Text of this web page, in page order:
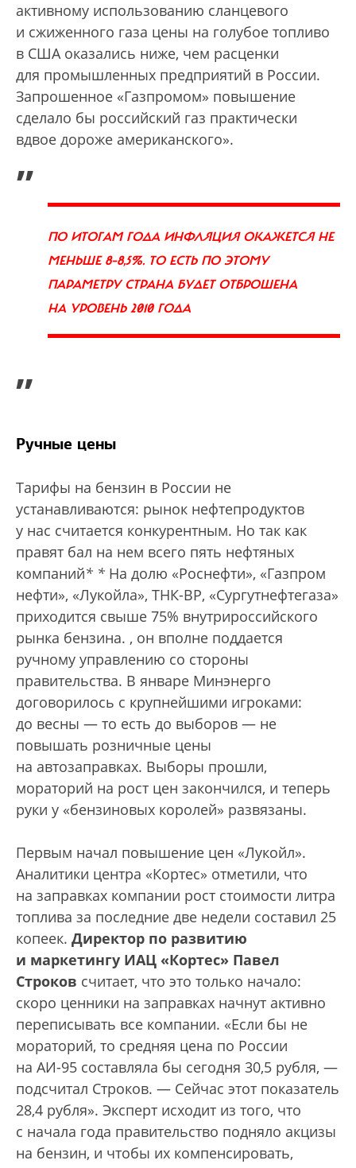
активному использованию сланцевого
и сжиженного газа цены на голубое топливо
в США оказались ниже, чем расценки
для промышленных предприятий в России.
Запрошенное «Газпромом» повышение
сделало бы российский газ практически
вдвое дороже американского».
„
ПО ИТОГАМ ГОДА ИНФЛЯЦИЯ ОКАЖЕТСЯ НЕ
МЕНЬШЕ 8–8,5%. ТО ЕСТЬ ПО ЭТОМУ
ПАРАМЕТРУ СТРАНА БУДЕТ ОТБРОШЕНА
НА УРОВЕНЬ 2010 ГОДА
”
Ручные цены
Тарифы на бензин в России не
устанавливаются: рынок нефтепродуктов
у нас считается конкурентным. Но так как
правят бал на нем всего пять нефтяных
компаний* * На долю «Роснефти», «Газпром
нефти», «Лукойла», ТНК-ВР, «Сургутнефтегаза»
приходится свыше 75% внутрироссийского
рынка бензина. , он вполне поддается
ручному управлению со стороны
правительства. В январе Минэнерго
договорилось с крупнейшими игроками:
до весны — то есть до выборов — не
повышать розничные цены
на автозаправках. Выборы прошли,
мораторий на рост цен закончился, и теперь
руки у «бензиновых королей» развязаны.
Первым начал повышение цен «Лукойл».
Аналитики центра «Кортес» отметили, что
на заправках компании рост стоимости литра
топлива за последние две недели составил 25
копеек. Директор по развитию
и маркетингу ИАЦ «Кортес» Павел
Строков считает, что это только начало:
скоро ценники на заправках начнут активно
переписывать все компании. «Если бы не
мораторий, то средняя цена по России
на АИ-95 составляла бы сегодня 30,5 рубля, —
подсчитал Строков. — Сейчас этот показатель
28,4 рубля». Эксперт исходит из того, что
с начала года правительство подняло акцизы
на бензин, и чтобы их компенсировать,